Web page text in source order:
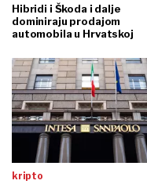
Hibridi i Škoda i dalje
dominiraju prodajom
automobila u Hrvatskoj
kripto